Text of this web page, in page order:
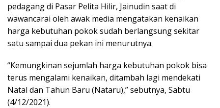
pedagang di Pasar Pelita Hilir, Jainudin saat di
wawancarai oleh awak media mengatakan kenaikan
harga kebutuhan pokok sudah berlangsung sekitar
satu sampai dua pekan ini menurutnya.
“Kemungkinan sejumlah harga kebutuhan pokok bisa
terus mengalami kenaikan, ditambah lagi mendekati
Natal dan Tahun Baru (Nataru),” sebutnya, Sabtu
(4/12/2021).